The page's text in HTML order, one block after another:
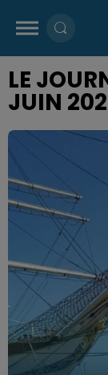
LE
JUIN